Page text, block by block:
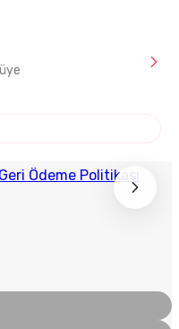
Ödeme Politikası